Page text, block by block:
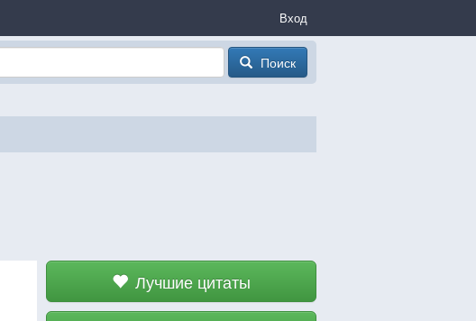
Вход
Поиск
Лучшие цитаты